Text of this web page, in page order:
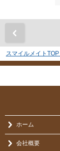
スマイルメイトTOP
ホーム
会社概要